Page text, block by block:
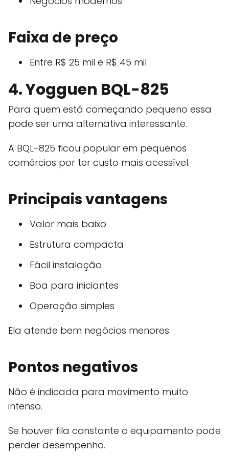
Faixa de preço
Entre R$ 25 mil e R$ 45 mil
4. Yogguen BQL-825
Para quem está começando pequeno essa
pode ser uma alternativa interessante.
A BQL-825 ficou popular em pequenos
comércios por ter custo mais acessível.
Principais vantagens
Valor mais baixo
Estrutura compacta
Fácil instalação
Boa para iniciantes
Operação simples
Ela atende bem negócios menores.
Pontos negativos
Não é indicada para movimento muito
intenso.
Se houver fila constante o equipamento pode
perder desempenho.